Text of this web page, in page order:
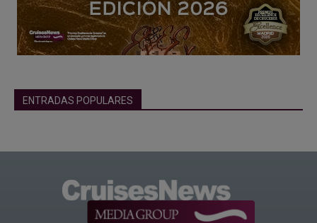
ENTRADAS POPULARES